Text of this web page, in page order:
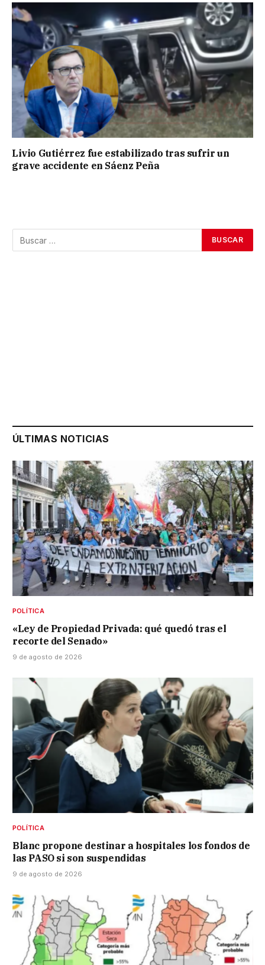
Livio Gutiérrez fue estabilizado tras sufrir un
grave accidente en Sáenz Peña
ÚLTIMAS NOTICIAS
POLÍTICA
«Ley de Propiedad Privada: qué quedó tras el
recorte del Senado»
9 de agosto de 2026
POLÍTICA
Blanc propone destinar a hospitales los fondos de
las PASO si son suspendidas
9 de agosto de 2026